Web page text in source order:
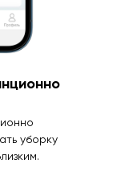
уборку